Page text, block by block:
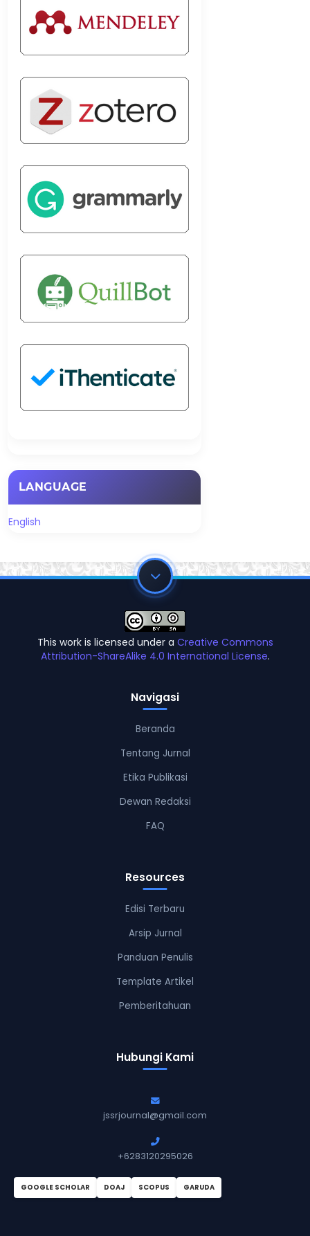
LANGUAGE
English
This work is licensed under a Creative Commons
Attribution-ShareAlike 4.0 International License.
Navigasi
Beranda
Tentang Jurnal
Etika Publikasi
Dewan Redaksi
FAQ
Resources
Edisi Terbaru
Arsip Jurnal
Panduan Penulis
Template Artikel
Pemberitahuan
Hubungi Kami
jssrjournal@gmail.com
+6283120295026
GOOGLE SCHOLAR DOAJ SCOPUS GARUDA